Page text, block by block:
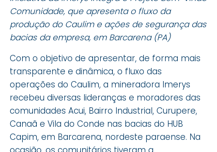
Comunidade, que apresenta o fluxo da
produção do Caulim e ações de segurança das
bacias da empresa, em Barcarena (PA)
Com o objetivo de apresentar, de forma mais
transparente e dinâmica, o fluxo das
operações do Caulim, a mineradora Imerys
recebeu diversas lideranças e moradores das
comunidades Acui, Bairro Industrial, Curupere,
Canaã e Vila do Conde nas bacias do HUB
Capim, em Barcarena, nordeste paraense. Na